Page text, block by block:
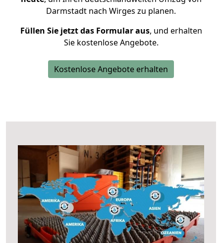
Darmstadt nach Wirges zu planen.
Füllen Sie jetzt das Formular aus, und erhalten
Sie kostenlose Angebote.
Kostenlose Angebote erhalten